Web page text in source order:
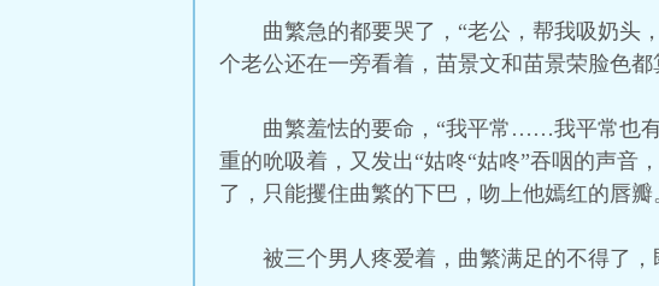
曲繁急的都要哭了，“老公，帮我吸奶头
个老公还在一旁看着，苗景文和苗景荣脸色
曲繁羞怯的要命，“我平常……我平常也
重的吮吸着，又发出“姑咚“姑咚”吞咽的声音
了，只能攫住曲繁的下巴，吻上他嫣红的唇瓣
被三个男人疼爱着，曲繁满足的不得了